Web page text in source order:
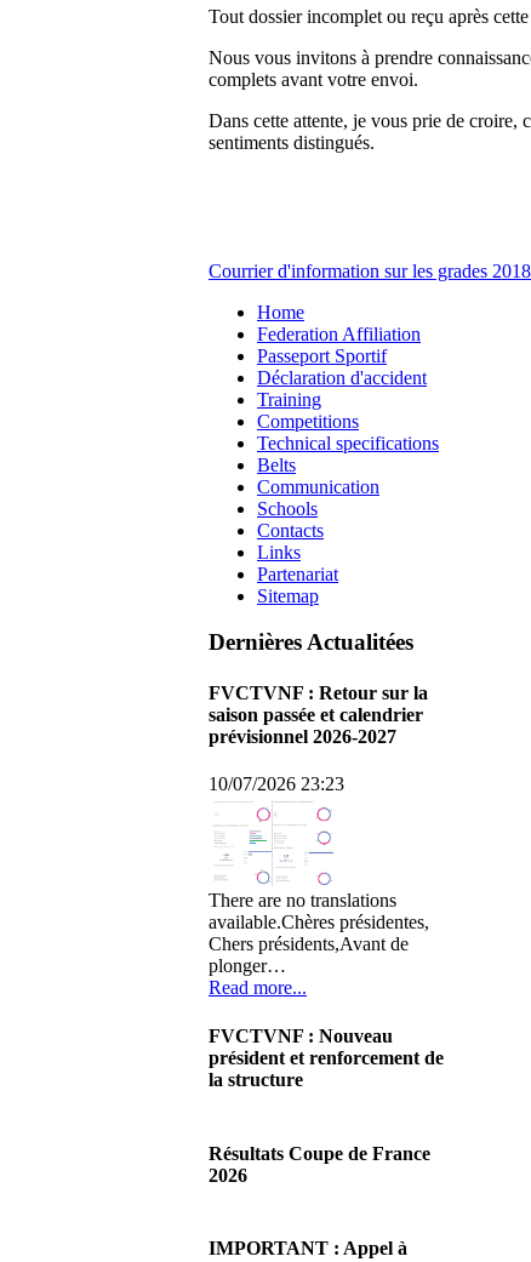
Tout dossier incomplet ou reçu après
Nous vous invitons à prendre
complets avant votre envoi.
Dans cette attente, je vous prie de croire,
sentiments distingués.
Courrier d'information sur les grades
Home
Federation Affiliation
Passeport Sportif
Déclaration d'accident
Training
Competitions
Technical specifications
Belts
Communication
Schools
Contacts
Links
Partenariat
Sitemap
Dernières Actualitées
FVCTVNF : Retour sur la
saison passée et calendrier
prévisionnel 2026-2027
10/07/2026 23:23
There are no translations
available.Chères présidentes,
Chers présidents,Avant de
plonger…
Read more...
FVCTVNF : Nouveau
président et renforcement de
la structure
There are no translations
available.Chères Présidentes,
Read more...
Résultats Coupe de France
2026
There are no translations
IMPORTANT : Appel à